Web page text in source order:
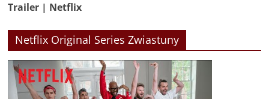
Trailer | Netflix
Netflix Original Series Zwiastuny